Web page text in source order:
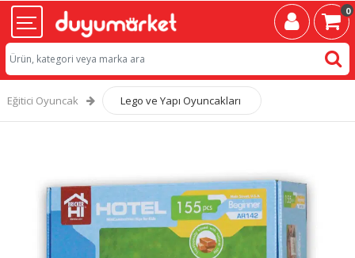
0
Eğitici Oyuncak Lego ve Yapı Oyuncakları